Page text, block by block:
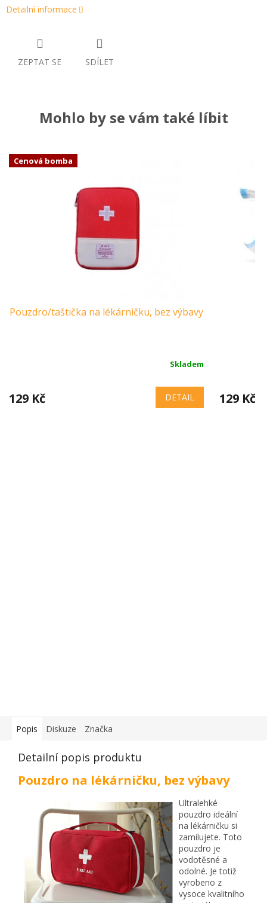
Detailní informace
ZEPTAT SE SDÍLET
Mohlo by se vám také líbit
Cenová bomba
Pouzdro/taštička na lékárničku, bez výbavy
Skladem
129 Kč DETAIL 129 Kč
Popis Diskuze Značka
Detailní popis produktu
Pouzdro na lékárničku, bez výbavy
Ultralehké
pouzdro ideální
na lékárničku si
zamilujete. Toto
pouzdro je
vodotěsné a
odolné. Je totiž
vyrobeno z
vysoce kvalitního